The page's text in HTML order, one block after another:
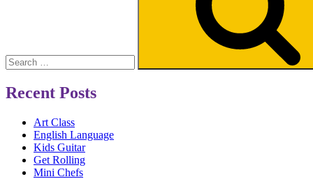
Recent Posts
Art Class
English Language
Kids Guitar
Get Rolling
Mini Chefs